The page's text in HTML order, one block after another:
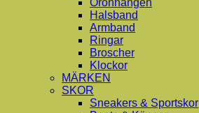
Öronhängen
Halsband
Armband
Ringar
Broscher
Klockor
MÄRKEN
SKOR
Sneakers & Sportskor